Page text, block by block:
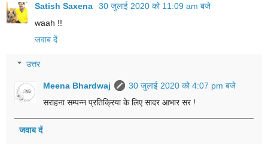
Satish Saxena
30 जुलाई 2020 को 11:09 am बजे
waah !!
जवाब दें
उत्तर
Meena Bhardwaj
30 जुलाई 2020 को 4:07 pm बजे
सराहना सम्पन्न प्रतिक्रिया के लिए सादर आभार सर !
जवाब दें